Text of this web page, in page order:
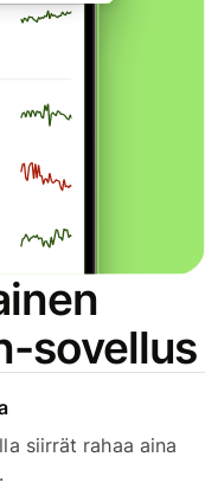
sovellus
siirrät rahaa aina
.